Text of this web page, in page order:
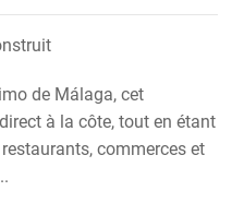
de Málaga, cet
à la côte, tout en étant
commerces et